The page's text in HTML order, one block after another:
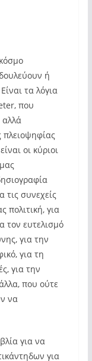
ή
τα λόγια
που
αλλά
οι κύριοι
τις συνεχείς
πολιτική, για
τον ευτελισμό
για την
για τη
για την
που ούτε
να
για να
για